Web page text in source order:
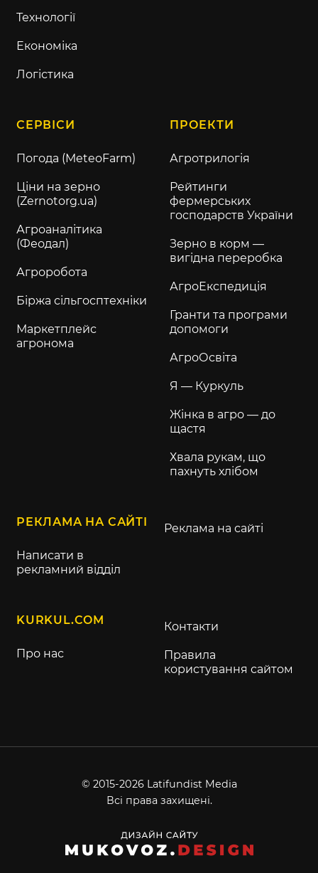
Технології
Економіка
Логістика
СЕРВІСИ
Погода (MeteoFarm)
Ціни на зерно
(Zernotorg.ua)
Агроаналітика
(Феодал)
Агроробота
Біржа сільгосптехніки
Маркетплейс
агронома
ПРОЕКТИ
Агротрилогія
Рейтинги
фермерських
господарств України
Зерно в корм —
вигідна переробка
АгроЕкспедиція
Гранти та програми
допомоги
АгроОсвіта
Я — Куркуль
Жінка в агро — до
щастя
Хвала рукам, що
пахнуть хлібом
РЕКЛАМА НА САЙТІ
Написати в
рекламний відділ
Реклама на сайті
KURKUL.COM
Про нас
Контакти
Правила
користування сайтом
© 2015-2026 Latifundist Media
Всі права захищені.